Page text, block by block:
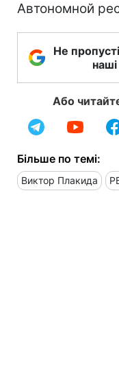
Автономной
Не
Або
Більше по темі:
Виктор Плакида